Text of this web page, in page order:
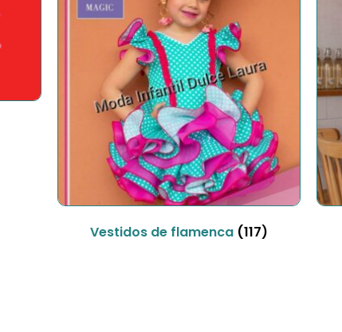
Vestidos de flamenca (117)